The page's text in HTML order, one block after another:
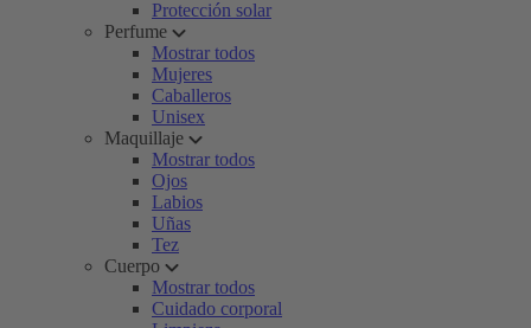
Protección solar
Perfume
Mostrar todos
Mujeres
Caballeros
Unisex
Maquillaje
Mostrar todos
Ojos
Labios
Uñas
Tez
Cuerpo
Mostrar todos
Cuidado corporal